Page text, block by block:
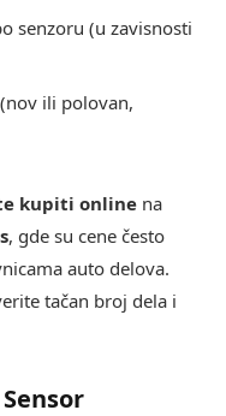
senzoru (u zavisnosti
ili polovan,
kupiti online na
, gde su cene često
auto delova.
tačan broj dela i
Sensor